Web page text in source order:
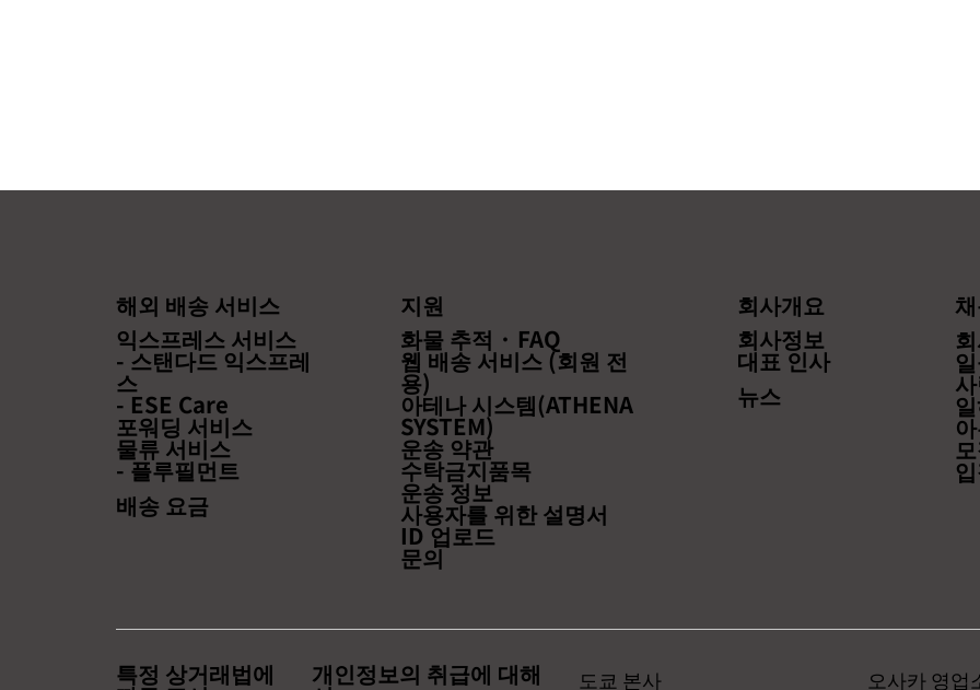
해외 배송 서비스
익스프레스 서비스
- 스탠다드 익스프레
스
- ESE Care
포워딩 서비스
물류 서비스
- 플루필먼트
배송 요금
지원
화물 추적 · FAQ
웹 배송 서비스 (회원 전
용)
아테나 시스템(ATHENA
SYSTEM)
운송 약관
수탁금지품목
운송 정보
사용자를 위한 설명서
ID 업로드
문의
회사개요
회사정보
대표 인사
뉴스
도쿄 본사 오사카 영업
특정 상거래법에 개인정보의 취급에 대해